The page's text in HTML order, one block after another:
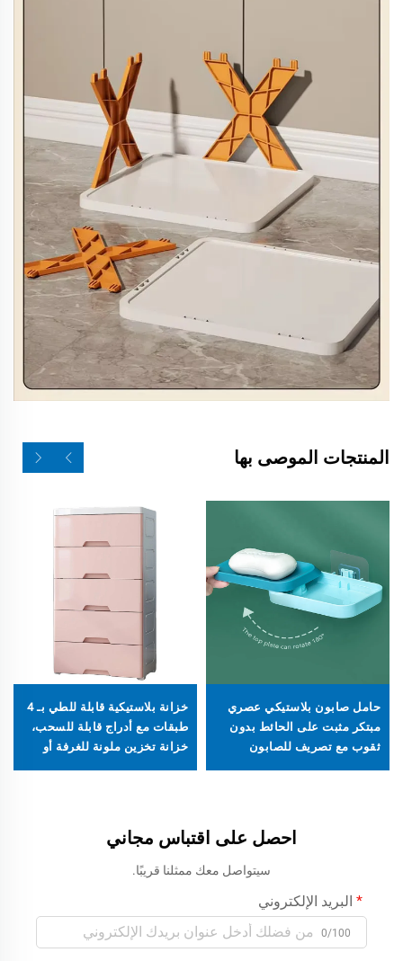
المنتجات الموصى بها
حامل صابون بلاستيكي عصري
مبتكر مثبت على الحائط بدون
ثقوب مع تصريف للصابون
خزانة بلاستيكية قابلة للطي بـ 4
طبقات مع أدراج قابلة للسحب،
خزانة تخزين ملونة للغرفة أو
احصل على اقتباس مجاني
سيتواصل معك ممثلنا قريبًا.
البريد الإلكتروني
0/100